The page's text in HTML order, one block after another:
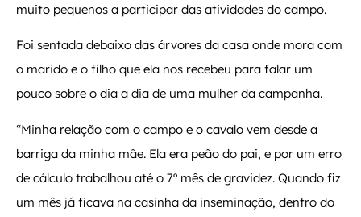
muito pequenos a participar das atividades do campo.
Foi sentada debaixo das árvores da casa onde mora com
o marido e o filho que ela nos recebeu para falar um
pouco sobre o dia a dia de uma mulher da campanha.
“Minha relação com o campo e o cavalo vem desde a
barriga da minha mãe. Ela era peão do pai, e por um erro
de cálculo trabalhou até o 7º mês de gravidez. Quando fiz
um mês já ficava na casinha da inseminação, dentro do